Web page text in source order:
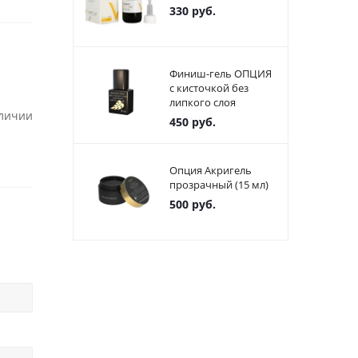
330 руб.
Финиш-гель ОПЦИЯ
с кисточкой без
липкого слоя
450 руб.
Опция Акригель
прозрачный (15 мл)
500 руб.